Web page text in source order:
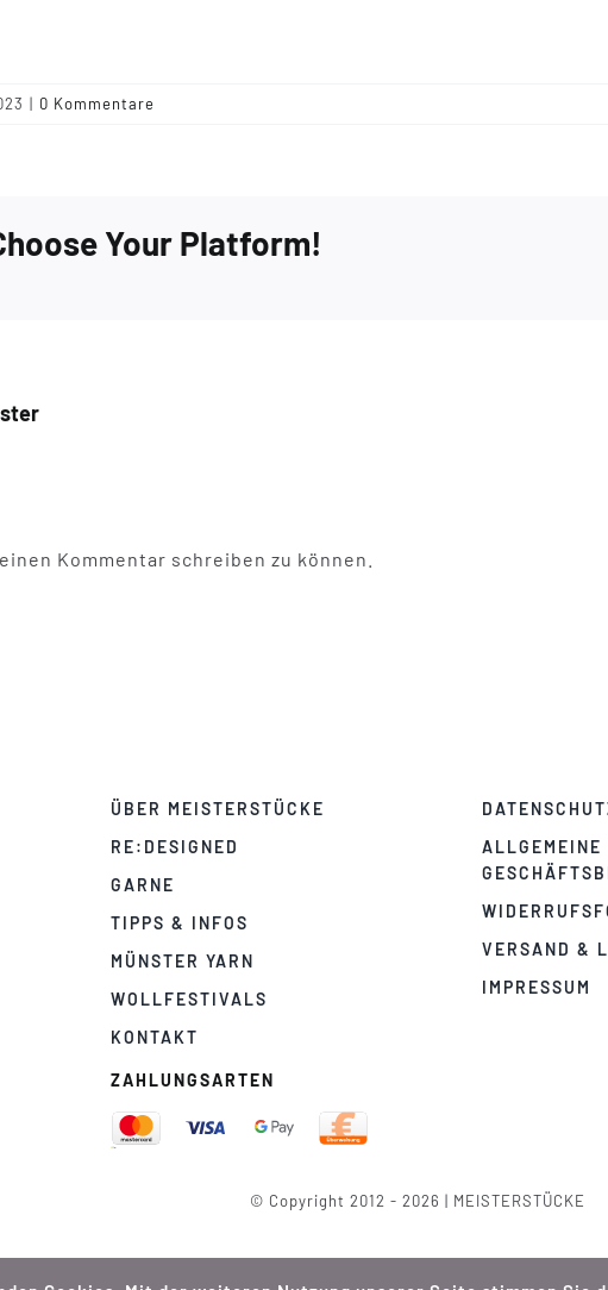
| 0 Kommentare
Your Platform!
Kommentar schreiben zu können.
ÜBER MEISTERSTÜCKE
RE:DESIGNED
GARNE
TIPPS & INFOS
MÜNSTER YARN
WOLLFESTIVALS
KONTAKT
ZAHLUNGSARTEN
ALLGEMEINE
VERSAND &
IMPRESSUM
© Copyright 2012 - 2026 | MEISTERSTÜCKE